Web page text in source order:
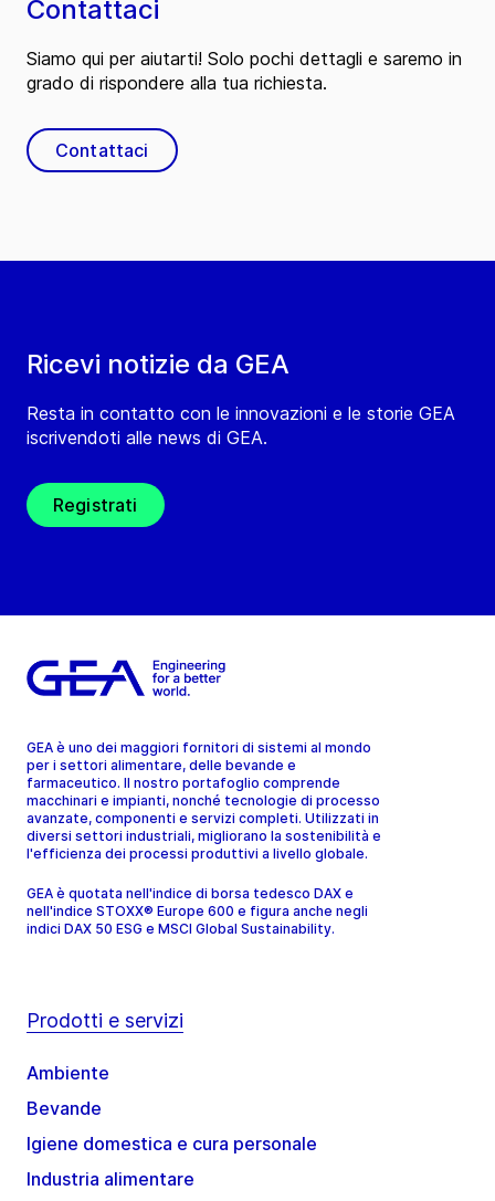
Ricevi notizie da GEA
Resta in contatto con le innovazioni e le storie GEA
iscrivendoti alle news di GEA.
Registrati
Contattaci
Siamo qui per aiutarti! Solo pochi dettagli e saremo in
grado di rispondere alla tua richiesta.
Contattaci
GEA è uno dei maggiori fornitori di sistemi al mondo
per i settori alimentare, delle bevande e
farmaceutico. Il nostro portafoglio comprende
macchinari e impianti, nonché tecnologie di processo
avanzate, componenti e servizi completi. Utilizzati in
diversi settori industriali, migliorano la sostenibilità e
l'efficienza dei processi produttivi a livello globale.
GEA è quotata nell'indice di borsa tedesco DAX e
nell'indice STOXX® Europe 600 e figura anche negli
indici DAX 50 ESG e MSCI Global Sustainability.
Prodotti e servizi
Ambiente
Bevande
Igiene domestica e cura personale
Industria alimentare